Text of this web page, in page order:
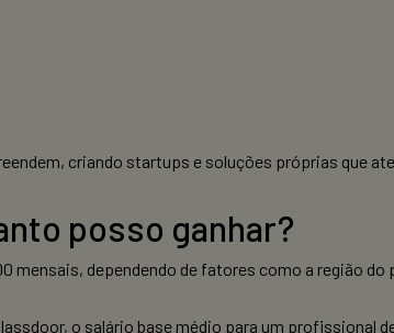
criando startups e soluções próprias que
posso ganhar?
mensais, dependendo de fatores como a região
o salário base médio para um profissional